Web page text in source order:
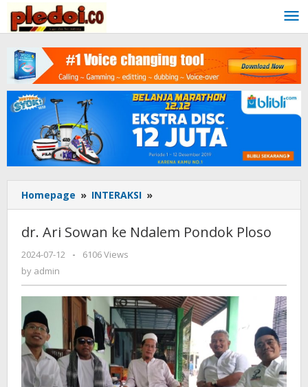
content
Homepage » INTERAKSI »
Ari
Sowan
ke
Ploso
dr. Ari Sowan ke Ndalem Pondok Ploso
2024-07-12
by
-
6106 Views
by admin